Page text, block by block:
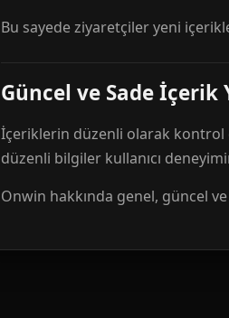
Bu sayede ziyaretçiler yeni
Güncel ve Sade İçerik
İçeriklerin düzenli olarak kontrol
düzenli bilgiler kullanıcı
Onwin hakkında genel, güncel